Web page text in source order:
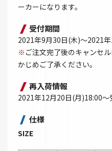
ーカーになります。
受付期間
2021年9月30日(木)～2021
※ ご注文完了後のキャンセ
かじめご了承ください。
再入荷情報
2021年12月20日(月)18:00～
仕様
SIZE